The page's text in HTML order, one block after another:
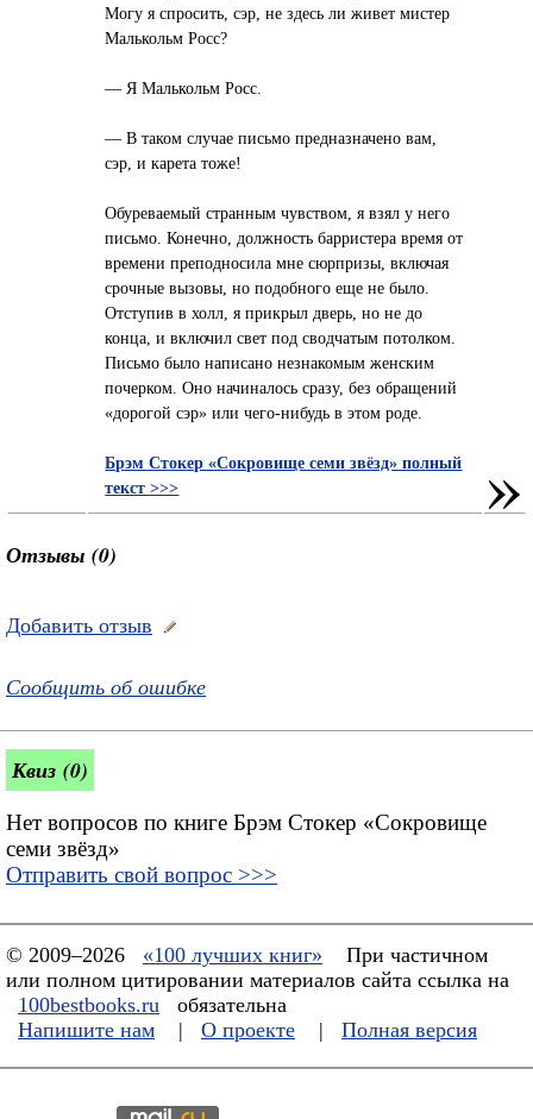
Могу я спросить, сэр, не здесь ли живет мистер
Малькольм Росс?
— Я Малькольм Росс.
— В таком случае письмо предназначено вам,
сэр, и карета тоже!
Обуреваемый странным чувством, я взял у него
письмо. Конечно, должность барристера время от
времени преподносила мне сюрпризы, включая
срочные вызовы, но подобного еще не было.
Отступив в холл, я прикрыл дверь, но не до
конца, и включил свет под сводчатым потолком.
Письмо было написано незнакомым женским
почерком. Оно начиналось сразу, без обращений
«дорогой сэр» или чего-нибудь в этом роде.
Брэм Стокер «Сокровище семи звёзд» полный
текст >>>
»
Отзывы (0)
Добавить отзыв
Сообщить об ошибке
Квиз (0)
Нет вопросов по книге Брэм Стокер «Сокровище
семи звёзд»
Отправить свой вопрос >>>
© 2009–2026 «100 лучших книг»
При частичном
или полном цитировании материалов сайта ссылка на
100bestbooks.ru
обязательна
Напишите нам
| О проекте | Полная версия